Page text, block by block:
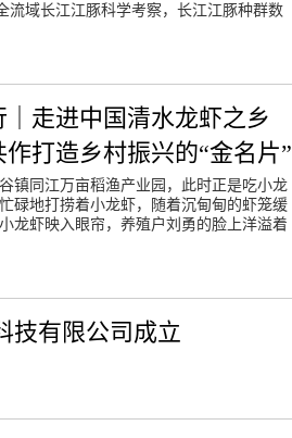
流域长江江豚科学考察，长江江豚种群数
走进中国清水龙虾之乡
打造乡村振兴的“金名片”
镇同江万亩稻渔产业园，此时正是吃小龙
碌地打捞着小龙虾，随着沉甸甸的虾笼缓
龙虾映入眼帘，养殖户刘勇的脸上洋溢着
技有限公司成立